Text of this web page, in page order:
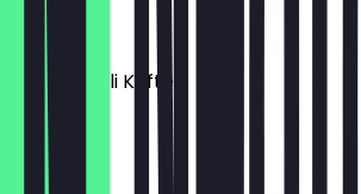
€ 5,90
Kibbeh / Içli Köfte
€ 6,90
Çiğ Köfte